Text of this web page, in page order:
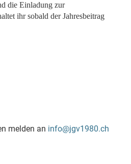
die Einladung zur
ihr sobald der Jahresbeitrag
melden an info@jgv1980.ch